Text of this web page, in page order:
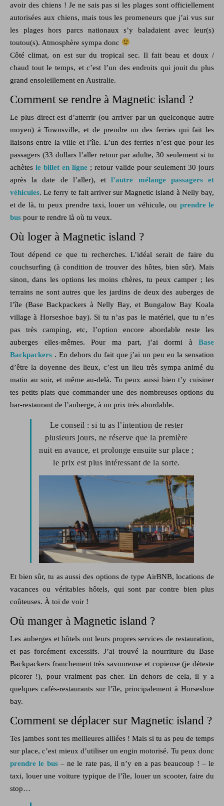
avoir des chiens ! Je ne sais pas si les plages sont officiellement
autorisées aux chiens, mais tous les promeneurs que j’ai vus sur
les plages hors parcs nationaux s’y baladaient avec leur(s)
toutou(s). Atmosphère sympa donc
Côté climat, on est sur du tropical sec. Il fait beau et doux /
chaud tout le temps, et c’est l’un des endroits qui jouit du plus
grand ensoleillement en Australie.
Comment se rendre à Magnetic island ?
Le plus direct est d’atterrir (ou arriver par un quelconque autre
moyen) à Townsville, et de prendre un des ferries qui fait les
liaisons entre la ville et l’île. L’un des ferries n’est que pour les
passagers (33 dollars l’aller retour par adulte, 30 seulement si tu
achètes le billet en ligne ; retour valide pour seulement 30 jours
après la date de l’aller), etl’autre mélange passagers et
véhicules. Le ferry te fait arriver sur Magnetic island à Nelly bay,
et de là, tu peux prendre taxi, louer un véhicule, ou prendre le
bus pour te rendre là où tu veux.
Où loger à Magnetic island ?
Tout dépend ce que tu recherches. L’idéal serait de faire du
couchsurfing (à condition de trouver des hôtes, bien sûr). Mais
sinon, dans les options les moins chères, tu peux camper ; les
terrains ne sont autres que les jardins de deux des auberges de
l’île (Base Backpackers à Nelly Bay, et Bungalow Bay Koala
village à Horseshoe bay). Si tu n’as pas le matériel, que tu n’es
pas très camping, etc, l’option encore abordable reste les
auberges elles-mêmes. Pour ma part, j’ai dormi à Base
Backpackers . En dehors du fait que j’ai un peu eu la sensation
d’être la doyenne des lieux, c’est un lieu très sympa animé du
matin au soir, et même au-delà. Tu peux aussi bien t’y cuisiner
tes petits plats que commander une des nombreuses options du
bar-restaurant de l’auberge, à un prix très abordable.
Le conseil : si tu as l’intention de rester
plusieurs jours, ne réserve que la première
nuit en avance, et prolonge ensuite sur place ;
le prix est plus intéressant de la sorte.
Et bien sûr, tu as aussi des options de type AirBNB, locations de
vacances ou véritables hôtels, qui sont par contre bien plus
coûteuses. À toi de voir !
Où manger à Magnetic island ?
Les auberges et hôtels ont leurs propres services de restauration,
et pas forcément excessifs. J’ai trouvé la nourriture du Base
Backpackers franchement très savoureuse et copieuse (je déteste
picorer !), pour vraiment pas cher. En dehors de cela, il y a
quelques cafés-restaurants sur l’île, principalement à Horseshoe
bay.
Comment se déplacer sur Magnetic island ?
Tes jambes sont tes meilleures alliées ! Mais si tu as peu de temps
sur place, c’est mieux d’utiliser un engin motorisé. Tu peux donc
prendre le bus– ne le rate pas, il n’y en a pas beaucoup ! – le
taxi, louer une voiture typique de l’île, louer un scooter, faire du
stop…